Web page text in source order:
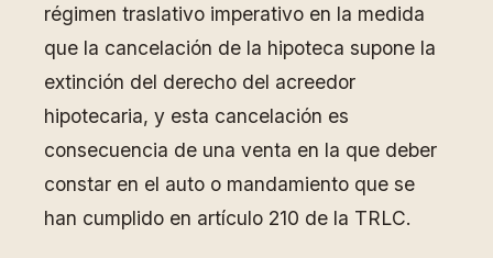
régimen traslativo imperativo en la medida
que la cancelación de la hipoteca supone la
extinción del derecho del acreedor
hipotecaria, y esta cancelación es
consecuencia de una venta en la que deber
constar en el auto o mandamiento que se
han cumplido en artículo 210 de la TRLC.